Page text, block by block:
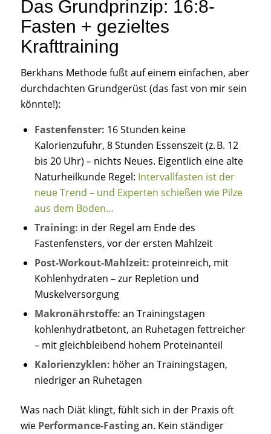
Das Grundprinzip: 16:8-
Fasten + gezieltes
Krafttraining
Berkhans Methode fußt auf einem einfachen, aber
durchdachten Grundgerüst (das fast von mir sein
könnte!):
Fastenfenster: 16 Stunden keine
Kalorienzufuhr, 8 Stunden Essenszeit (z. B. 12
bis 20 Uhr) – nichts Neues. Eigentlich eine alte
Naturheilkunde Regel: Intervallfasten ist der
neue Trend – und Experten schießen wie Pilze
aus dem Boden…
Training: in der Regel am Ende des
Fastenfensters, vor der ersten Mahlzeit
Post-Workout-Mahlzeit: proteinreich, mit
Kohlenhydraten – zur Repletion und
Muskelversorgung
Makronährstoffe: an Trainingstagen
kohlenhydratbetont, an Ruhetagen fettreicher
– mit gleichbleibend hohem Proteinanteil
Kalorienzyklen: höher an Trainingstagen,
niedriger an Ruhetagen
Was nach Diät klingt, fühlt sich in der Praxis oft
wie Performance-Fastingan. Kein ständiger